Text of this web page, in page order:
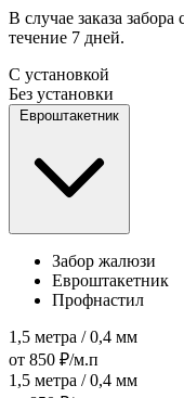
В случае заказа
течение 7 дней.
С установкой
Без установки
Евроштакетник
Забор жалюзи
Евроштакетник
Профнастил
1,5 метра / 0,4 мм
от 850 ₽/м.п
1,5 метра / 0,4 мм